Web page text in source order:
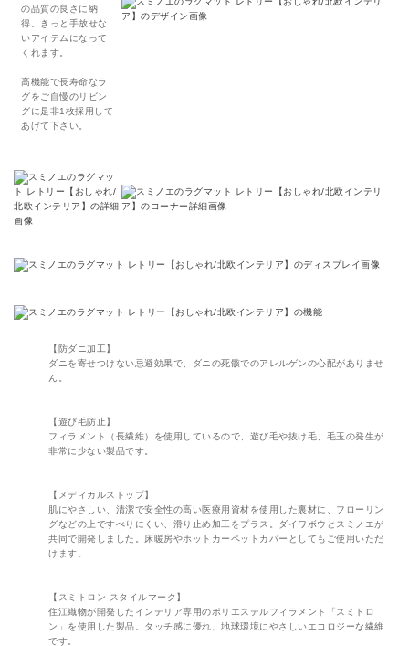
の品質の良さに納
得。きっと手放せな
いアイテムになって
くれます。
高機能で長寿命なラ
グをご自慢のリビン
グに是非1枚採用して
あげて下さい。
【防ダニ加工】
ダニを寄せつけない忌避効果で、ダニの死骸でのアレルゲンの心配がありませ
ん。
【遊び毛防止】
フィラメント（長繊維）を使用しているので、遊び毛や抜け毛、毛玉の発生が
非常に少ない製品です。
【メディカルストップ】
肌にやさしい、清潔で安全性の高い医療用資材を使用した裏材に、フローリン
グなどの上ですべりにくい、滑り止め加工をプラス。ダイワボウとスミノエが
共同で開発しました。床暖房やホットカーペットカバーとしてもご使用いただ
けます。
【スミトロン スタイルマーク】
住江織物が開発したインテリア専用のポリエステルフィラメント「スミトロ
ン」を使用した製品。タッチ感に優れ、地球環境にやさしいエコロジーな繊維
です。